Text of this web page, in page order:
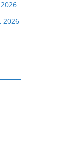
2026